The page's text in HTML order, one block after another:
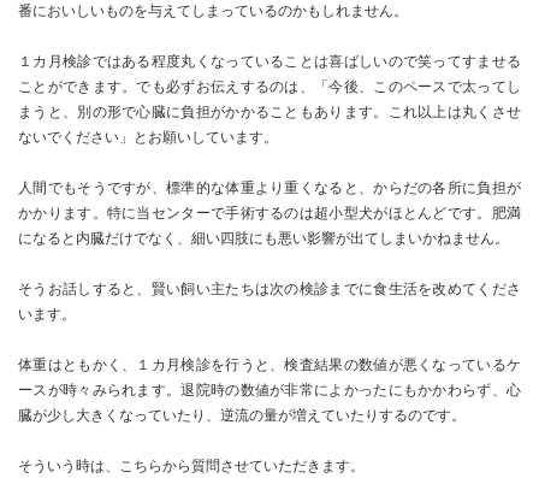
番においしいものを与えてしまっているのかもしれません。
１カ月検診ではある程度丸くなっていることは喜ばしいので笑ってすませる
ことができます。でも必ずお伝えするのは、「今後、このペースで太ってし
まうと、別の形で心臓に負担がかかることもあります。これ以上は丸くさせ
ないでください」とお願いしています。
人間でもそうですが、標準的な体重より重くなると、からだの各所に負担が
かかります。特に当センターで手術するのは超小型犬がほとんどです。肥満
になると内臓だけでなく、細い四肢にも悪い影響が出てしまいかねません。
そうお話しすると、賢い飼い主たちは次の検診までに食生活を改めてくださ
います。
体重はともかく、１カ月検診を行うと、検査結果の数値が悪くなっているケ
ースが時々みられます。退院時の数値が非常によかったにもかかわらず、心
臓が少し大きくなっていたり、逆流の量が増えていたりするのです。
そういう時は、こちらから質問させていただきます。